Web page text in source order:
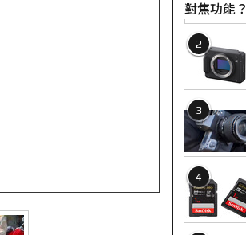
對焦功能？
2
3
4